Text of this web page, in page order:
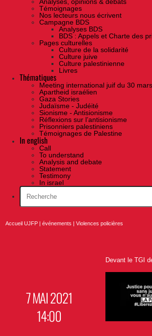
Témoignages
Nos lecteurs nous écrivent
Campagne BDS
Analyses BDS
BDS : Appels et Charte des
Pages culturelles
Culture de la solidarité
Culture juive
Culture palestinienne
Livres
Thématiques
Meeting international juif du 30
Apartheid israélien
Gaza Stories
Judaïsme - Judéité
Sionisme - Antisionisme
Réflexions sur l’antisionisme
Prisonniers palestiniens
Témoignages de Palestine
In english
Call
To understand
Analysis and debate
Statement
Testimony
In israel
Accueil UJFP |événements |Violences policières
7 MAI 2021
14:00
Devant le TGI